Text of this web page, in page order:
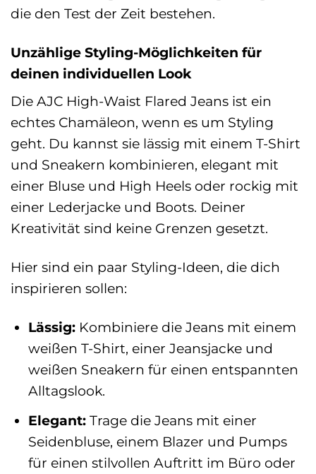
die den Test der Zeit bestehen.
Unzählige Styling-Möglichkeiten für
deinen individuellen Look
Die AJC High-Waist Flared Jeans ist ein
echtes Chamäleon, wenn es um Styling
geht. Du kannst sie lässig mit einem T-Shirt
und Sneakern kombinieren, elegant mit
einer Bluse und High Heels oder rockig mit
einer Lederjacke und Boots. Deiner
Kreativität sind keine Grenzen gesetzt.
Hier sind ein paar Styling-Ideen, die dich
inspirieren sollen:
Lässig:Kombiniere die Jeans mit einem
weißen T-Shirt, einer Jeansjacke und
weißen Sneakern für einen entspannten
Alltagslook.
Elegant:Trage die Jeans mit einer
Seidenbluse, einem Blazer und Pumps
für einen stilvollen Auftritt im Büro oder